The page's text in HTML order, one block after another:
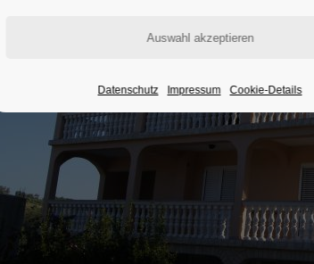
Datenschutz Impressum Cookie-Details